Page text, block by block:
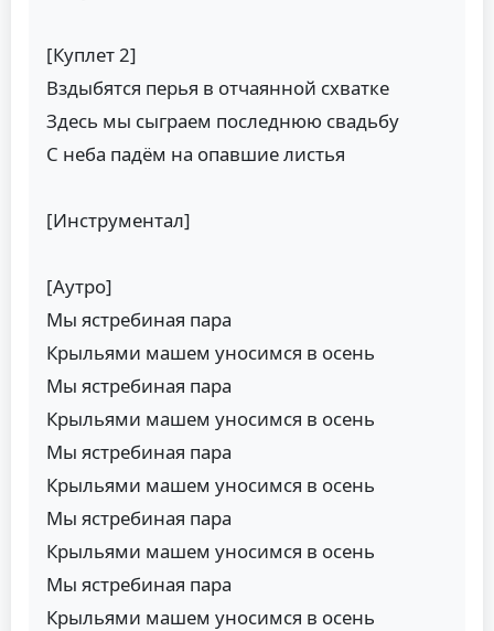
[Куплет 2]
Вздыбятся перья в отчаянной схватке
Здесь мы сыграем последнюю свадьбу
С неба падём на опавшие листья
[Инструментал]
[Аутро]
Мы ястребиная пара
Крыльями машем уносимся в осень
Мы ястребиная пара
Крыльями машем уносимся в осень
Мы ястребиная пара
Крыльями машем уносимся в осень
Мы ястребиная пара
Крыльями машем уносимся в осень
Мы ястребиная пара
Крыльями машем уносимся в осень